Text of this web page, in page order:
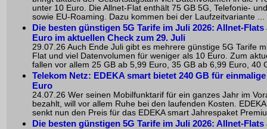
unter 10 Euro. Die Allnet-Flat enthält 75 GB 5G, Telefonie-
sowie EU-Roaming. Dazu kommen bei der Laufzeitvariante ...
Die besten günstigen 5G Tarife im Juli 2026: Allnet-Flats
Euro im aktuellen Check zum 29. Juli
29.07.26 Auch Ende Juli gibt es mehrere günstige 5G Tarife
Flat und viel Datenvolumen für weniger als 10 Euro. Zum
fallen vor allem 25 GB ab 5,99 Euro, 35 GB ab 6,99 Euro, 40
Telekom Netz: EDEKA smart bietet 240 GB für einmalige
Euro
24.07.26 Wer seinen Mobilfunktarif für ein ganzes Jahr im
bezahlt, will vor allem Ruhe bei den laufenden Kosten.
senkt nun den Preis für das EDEKA smart Jahrespaket
Die besten günstigen 5G Tarife im Juli 2026: Allnet-Flats